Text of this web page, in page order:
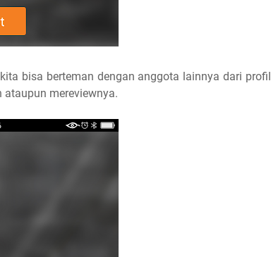
bisa berteman dengan anggota lainnya dari profil
mereviewnya.